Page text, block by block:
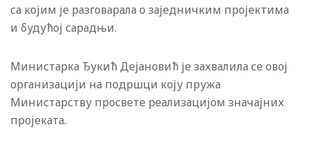
са којим је разговарала о заједничким пројектима
и будућој сарадњи.
Министарка Ђукић Дејановић је захвалила се овој
организацији на подршци коју пружа
Министарству просвете реализацијом значајних
пројеката.